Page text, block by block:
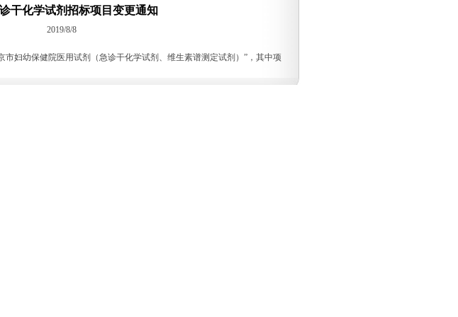
干化学试剂招标项目变更通知
2019/8/8
市妇幼保健院医用试剂（急诊干化学试剂、维生素谱测定试剂）”，其中项